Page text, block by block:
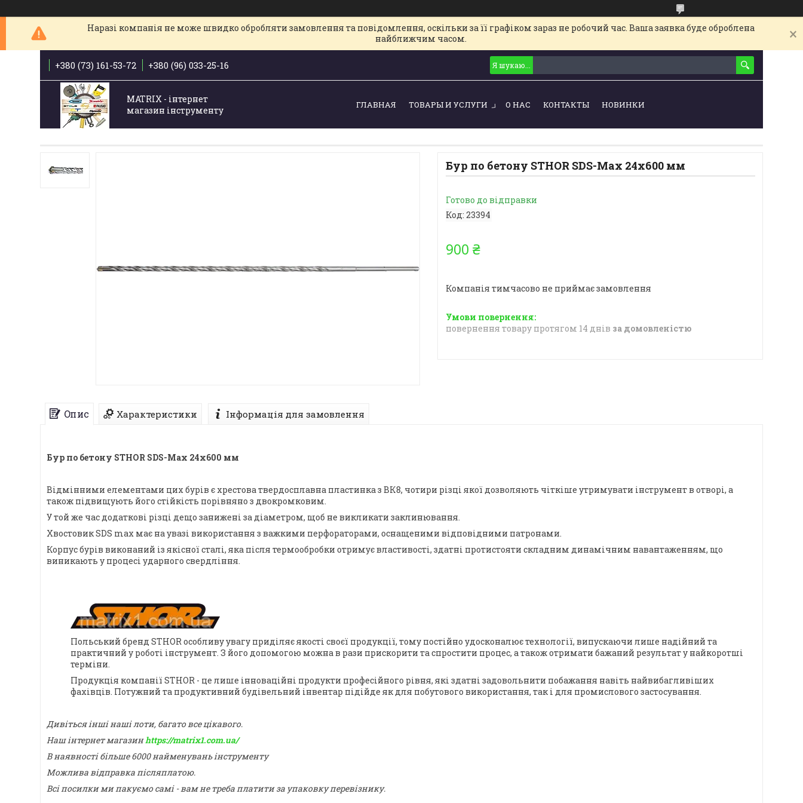
Наразі компанія не може швидко обробляти замовлення та повідомлення, оскільки за її графіком зараз не робочий час. Ваша заявка буде оброблена
найближчим часом.
+380 (73) 161-53-72 +380 (96) 033-25-16
MATRIX - інтернет
магазин інструменту
ГЛАВНАЯ ТОВАРЫ И УСЛУГИ О НАС КОНТАКТЫ НОВИНКИ
Бур по бетону STHOR SDS-Max 24x600 мм
Готово до відправки
Код: 23394
900 ₴
Компанія тимчасово не приймає замовлення
повернення товару протягом 14 днів за домовленістю
Опис Характеристики Інформація для замовлення
Бур по бетону STHOR SDS-Max 24x600 мм
Відмінними елементами цих бурів є хрестова твердосплавна пластинка з ВК8, чотири різці якої дозволяють чіткіше утримувати інструмент в отворі, а
також підвищують його стійкість порівняно з двокромковим.
У той же час додаткові різці дещо занижені за діаметром, щоб не викликати заклинювання.
Хвостовик SDS max має на увазі використання з важкими перфораторами, оснащеними відповідними патронами.
Корпус бурів виконаний із якісної сталі, яка після термообробки отримує властивості, здатні протистояти складним динамічним навантаженням, що
виникають у процесі ударного свердління.
Польський бренд STHOR особливу увагу приділяє якості своєї продукції, тому постійно удосконалює технології, випускаючи лише надійний та
практичний у роботі інструмент. З його допомогою можна в рази прискорити та спростити процес, а також отримати бажаний результат у найкоротші
терміни.
Продукція компанії STHOR - це лише інноваційні продукти професійного рівня, які здатні задовольнити побажання навіть найвибагливіших
фахівців. Потужний та продуктивний будівельний інвентар підійде як для побутового використання, так і для промислового застосування.
Дивіться інші наші лоти, багато все цікавого.
Наш інтернет магазинhttps://matrix1.com.ua/
В наявності більше 6000 найменувань інструменту
Можлива відправка післяплатою.
Всі посилки ми пакуємо самі - вам не треба платити за упаковку перевізнику.